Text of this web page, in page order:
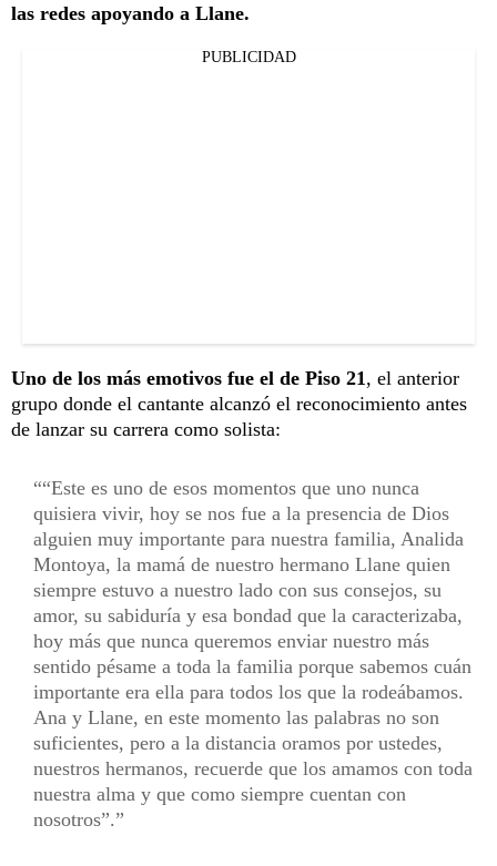
las redes apoyando a Llane.
PUBLICIDAD
Uno de los más emotivos fue el de Piso 21 , el anterior
grupo donde el cantante alcanzó el reconocimiento antes
de lanzar su carrera como solista:
“Este es uno de esos momentos que uno nunca
quisiera vivir, hoy se nos fue a la presencia de Dios
alguien muy importante para nuestra familia, Analida
Montoya, la mamá de nuestro hermano Llane quien
siempre estuvo a nuestro lado con sus consejos, su
amor, su sabiduría y esa bondad que la caracterizaba,
hoy más que nunca queremos enviar nuestro más
sentido pésame a toda la familia porque sabemos cuán
importante era ella para todos los que la rodeábamos.
Ana y Llane, en este momento las palabras no son
suficientes, pero a la distancia oramos por ustedes,
nuestros hermanos, recuerde que los amamos con toda
nuestra alma y que como siempre cuentan con
nosotros”.